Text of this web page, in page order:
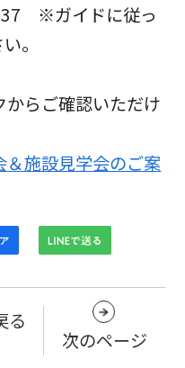
※ガイドに従っ
。
らご確認いただけ
＆施設見学会のご案
る
次のページ